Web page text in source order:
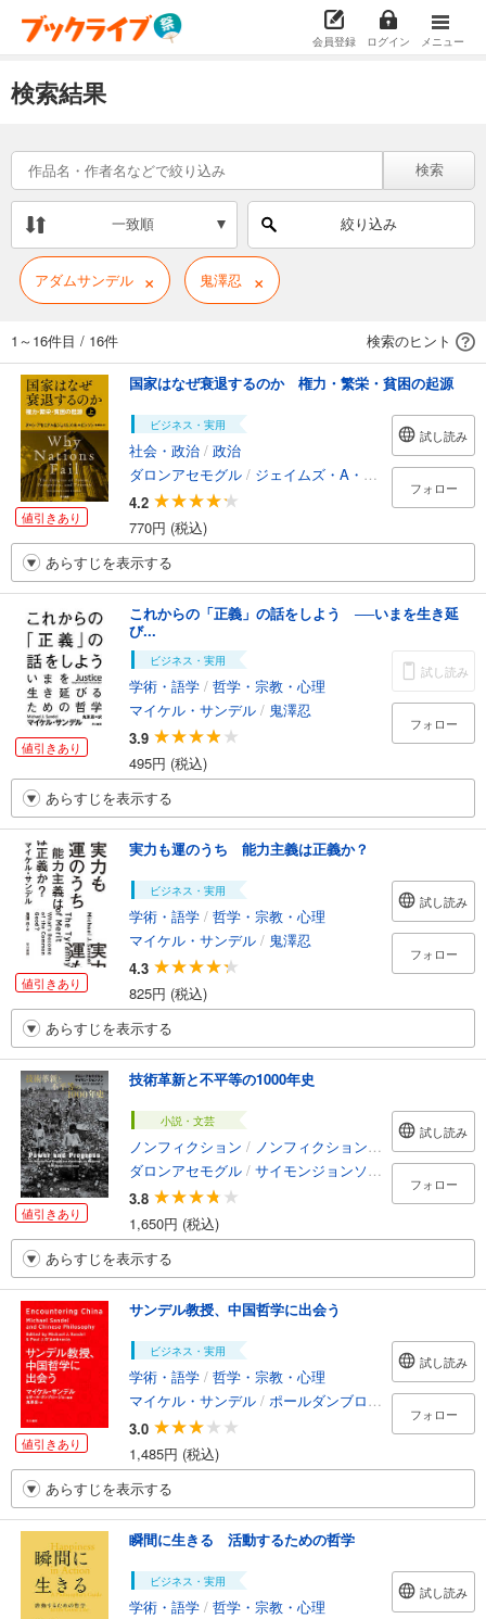
会員登録 ログイン メニュー
検索結果
検索
一致順 絞り込み
アダムサンデル × 鬼澤忍 ×
1～16件目 / 16件 検索のヒント
値引きあり
国家はなぜ衰退するのか 権力・繁栄・貧困の起源
ビジネス・実用
社会・政治 / 政治
ダロンアセモグル / ジェイムズ・A・ロビンソン /鬼澤
4.2
770円 (税込)
試し読み
フォロー
あらすじを表示する
値引きあり
これからの「正義」の話をしよう ──いまを生き延
び...
ビジネス・実用
学術・語学 / 哲学・宗教・心理
マイケル・サンデル / 鬼澤忍
3.9
495円 (税込)
試し読み
フォロー
あらすじを表示する
値引きあり
実力も運のうち 能力主義は正義か？
ビジネス・実用
学術・語学 / 哲学・宗教・心理
マイケル・サンデル / 鬼澤忍
4.3
825円 (税込)
試し読み
フォロー
あらすじを表示する
値引きあり
技術革新と不平等の1000年史
小説・文芸
ノンフィクション / ノンフィクション・ドキュメンタリー
ダロンアセモグル / サイモンジョンソン /鬼澤忍/塩原
3.8
1,650円 (税込)
試し読み
フォロー
あらすじを表示する
値引きあり
サンデル教授、中国哲学に出会う
ビジネス・実用
学術・語学 / 哲学・宗教・心理
マイケル・サンデル / ポールダンブロージョ /鬼澤忍
3.0
1,485円 (税込)
試し読み
フォロー
あらすじを表示する
瞬間に生きる 活動するための哲学
ビジネス・実用
学術・語学 / 哲学・宗教・心理
試し読み